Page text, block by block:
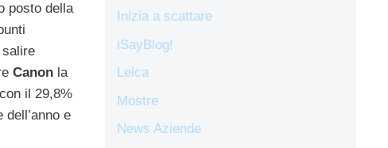
posto della
Canon la
il 29,8%
e
Inizia a scattare
iSayBlog!
Leica
Mostre
News Aziende